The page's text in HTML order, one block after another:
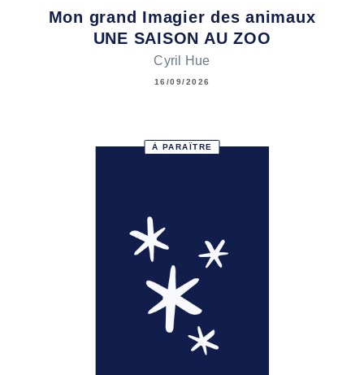
Mon grand Imagier des animaux
UNE SAISON AU ZOO
Cyril Hue
16/09/2026
À PARAÎTRE